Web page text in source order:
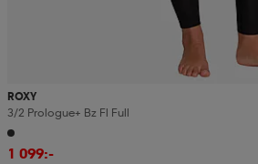
ROXY
3/2 Prologue+ Bz Fl Full
1 099:-